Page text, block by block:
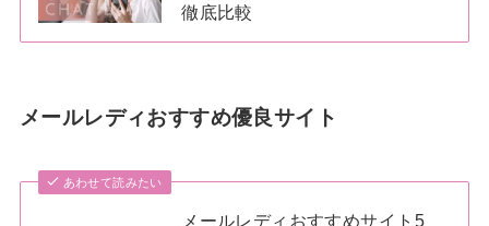
徹底比較
メールレディおすすめ優良サイト
あわせて読みたい
メールレディおすすめサイト5